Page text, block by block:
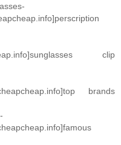
clip
brands